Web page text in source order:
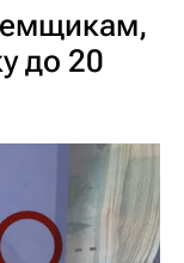
до 20